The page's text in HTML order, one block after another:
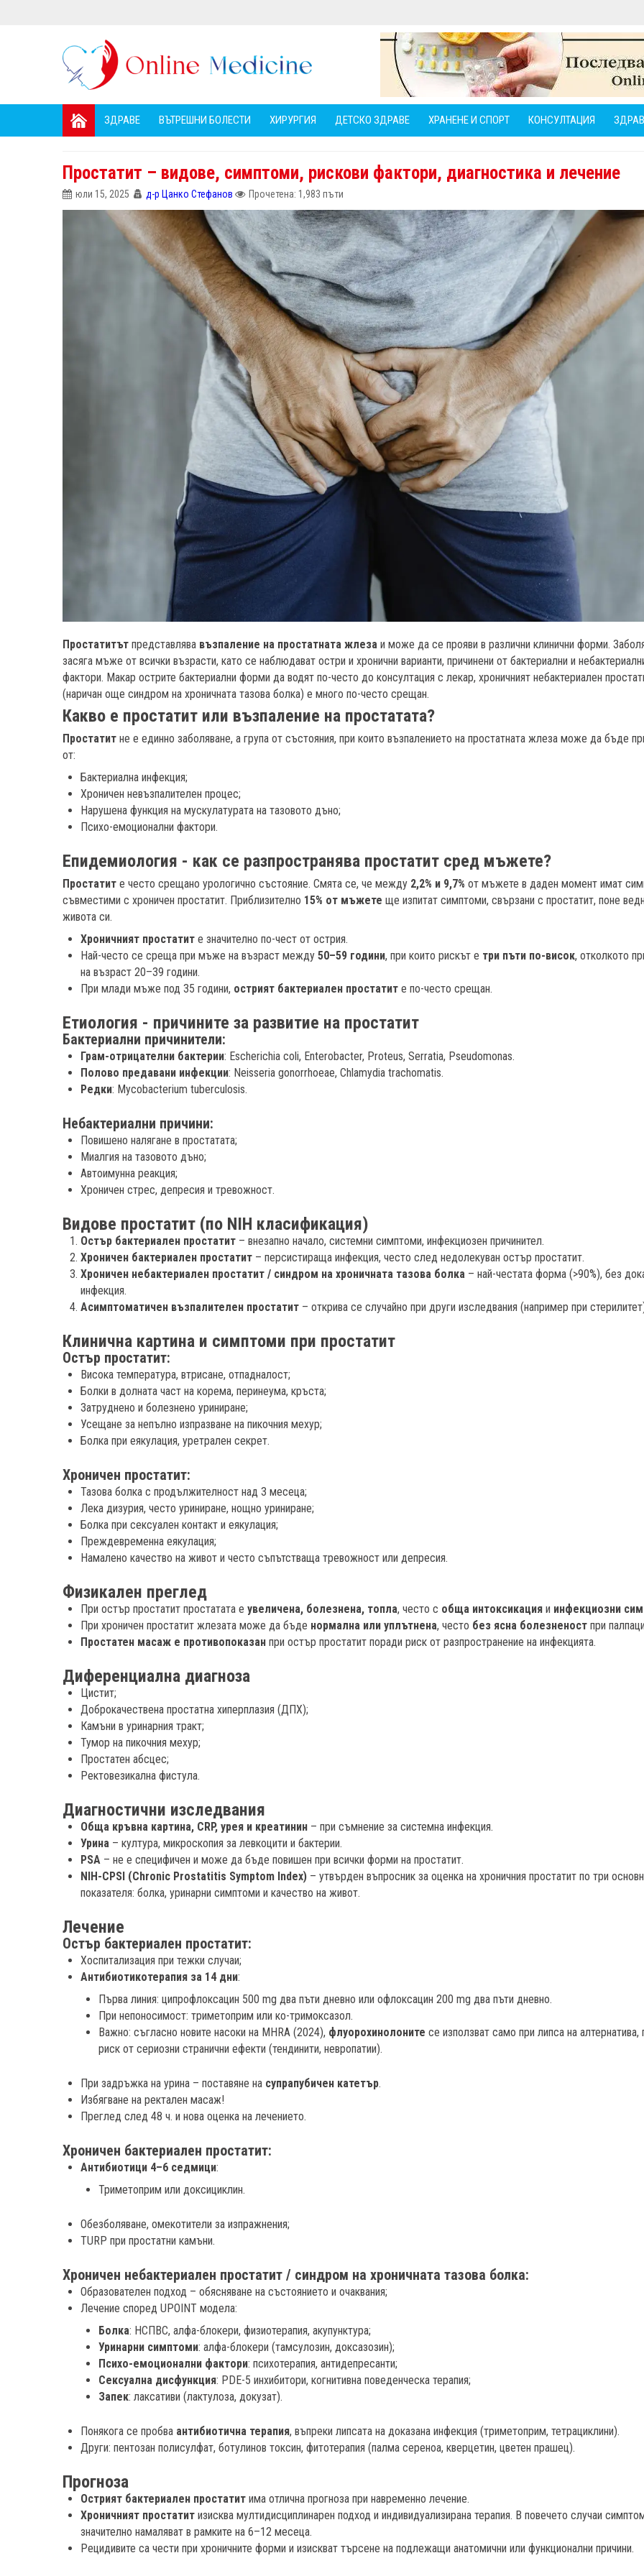
ЗДРАВЕ ВЪТРЕШНИ БОЛЕСТИ ХИРУРГИЯ ДЕТСКО ЗДРАВЕ ХРАНЕНЕ И СПОРТ КОНСУЛТАЦИЯ
Простатит – видове, симптоми, рискови фактори, диагностика и лечение
юли 15, 2025 д-р Цанко Стефанов Прочетена: 1,983 пъти
Простатитът представлява възпаление на простатната жлеза и може да се прояви в различни клинични форми.
засяга мъже от всички възрасти, като се наблюдават остри и хронични варианти, причинени от бактериални и
фактори. Макар острите бактериални форми да водят по-често до консултация с лекар, хроничният небактериален
(наричан още синдром на хроничната тазова болка) е много по-често срещан.
Какво е простатит или възпаление на простатата?
Простатит не е единно заболяване, а група от състояния, при които възпалението на простатната жлеза може да бъде
от:
Бактериална инфекция;
Хроничен невъзпалителен процес;
Нарушена функция на мускулатурата на тазовото дъно;
Психо-емоционални фактори.
Епидемиология - как се разпространява простатит сред мъжете?
Простатит е често срещано урологично състояние. Смята се, че между 2,2% и 9,7% от мъжете в даден момент имат
съвместими с хроничен простатит. Приблизително 15% от мъжете ще изпитат симптоми, свързани с простатит, поне
живота си.
Хроничният простатит е значително по-чест от острия.
Най-често се среща при мъже на възраст между 50–59 години, при които рискът е три пъти по-висок, отколкото
на възраст 20–39 години.
При млади мъже под 35 години, острият бактериален простатит е по-често срещан.
Етиология - причините за развитие на простатит
Бактериални причинители:
Грам-отрицателни бактерии: Escherichia coli, Enterobacter, Proteus, Serratia, Pseudomonas.
Полово предавани инфекции: Neisseria gonorrhoeae, Chlamydia trachomatis.
Редки: Mycobacterium tuberculosis.
Небактериални причини:
Повишено налягане в простатата;
Миалгия на тазовото дъно;
Автоимунна реакция;
Хроничен стрес, депресия и тревожност.
Видове простатит (по NIH класификация)
Остър бактериален простатит – внезапно начало, системни симптоми, инфекциозен причинител.
Хроничен бактериален простатит – персистираща инфекция, често след недолекуван остър простатит.
Хроничен небактериален простатит / синдром на хроничната тазова болка – най-честата форма (>90%), без
инфекция.
Асимптоматичен възпалителен простатит – открива се случайно при други изследвания (например при
Клинична картина и симптоми при простатит
Остър простатит:
Висока температура, втрисане, отпадналост;
Болки в долната част на корема, перинеума, кръста;
Затруднено и болезнено уриниране;
Усещане за непълно изпразване на пикочния мехур;
Болка при еякулация, уретрален секрет.
Хроничен простатит:
Тазова болка с продължителност над 3 месеца;
Лека дизурия, често уриниране, нощно уриниране;
Болка при сексуален контакт и еякулация;
Преждевременна еякулация;
Намалено качество на живот и често съпътстваща тревожност или депресия.
Физикален преглед
При остър простатит простатата е увеличена, болезнена, топла, често с обща интоксикация и инфекциозни
При хроничен простатит жлезата може да бъде нормална или уплътнена, често без ясна болезненост при
Простатен масаж е противопоказан при остър простатит поради риск от разпространение на инфекцията.
Диференциална диагноза
Цистит;
Доброкачествена простатна хиперплазия (ДПХ);
Камъни в уринарния тракт;
Тумор на пикочния мехур;
Простатен абсцес;
Ректовезикална фистула.
Диагностични изследвания
Обща кръвна картина, CRP, урея и креатинин – при съмнение за системна инфекция.
Урина – култура, микроскопия за левкоцити и бактерии.
PSA – не е специфичен и може да бъде повишен при всички форми на простатит.
NIH-CPSI (Chronic Prostatitis Symptom Index) – утвърден въпросник за оценка на хроничния простатит по три
показателя: болка, уринарни симптоми и качество на живот.
Лечение
Остър бактериален простатит:
Хоспитализация при тежки случаи;
Антибиотикотерапия за 14 дни:
Първа линия: ципрофлоксацин 500 mg два пъти дневно или офлоксацин 200 mg два пъти дневно.
При непоносимост: триметоприм или ко-тримоксазол.
Важно: съгласно новите насоки на MHRA (2024), флуорохинолоните се използват само при липса на алтернатива,
риск от сериозни странични ефекти (тендинити, невропатии).
При задръжка на урина – поставяне на супрапубичен катетър.
Избягване на ректален масаж!
Преглед след 48 ч. и нова оценка на лечението.
Хроничен бактериален простатит:
Антибиотици 4–6 седмици:
Триметоприм или доксициклин.
Обезболяване, омекотители за изпражнения;
TURP при простатни камъни.
Хроничен небактериален простатит / синдром на хроничната тазова болка:
Образователен подход – обясняване на състоянието и очаквания;
Лечение според UPOINT модела:
Болка: НСПВС, алфа-блокери, физиотерапия, акупунктура;
Уринарни симптоми: алфа-блокери (тамсулозин, доксазозин);
Психо-емоционални фактори: психотерапия, антидепресанти;
Сексуална дисфункция: PDE-5 инхибитори, когнитивна поведенческа терапия;
Запек: лаксативи (лактулоза, докузат).
Понякога се пробва антибиотична терапия, въпреки липсата на доказана инфекция (триметоприм, тетрациклини).
Други: пентозан полисулфат, ботулинов токсин, фитотерапия (палма сереноа, кверцетин, цветен прашец).
Прогноза
Острият бактериален простатит има отлична прогноза при навременно лечение.
Хроничният простатит изисква мултидисциплинарен подход и индивидуализирана терапия. В повечето случаи
значително намаляват в рамките на 6–12 месеца.
Рецидивите са чести при хроничните форми и изискват търсене на подлежащи анатомични или функционални причини.